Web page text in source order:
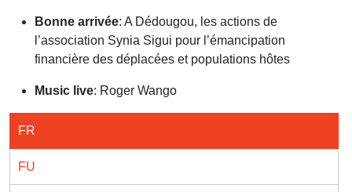
Bonne arrivée: A Dédougou, les actions de
l’association Synia Sigui pour l’émancipation
financière des déplacées et populations hôtes
Music live: Roger Wango
FR
FU